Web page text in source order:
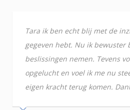
Tara ik ben echt blij met de
gegeven hebt. Nu ik bewuster
beslissingen nemen. Tevens
opgelucht en voel ik me nu
eigen kracht terug komen.